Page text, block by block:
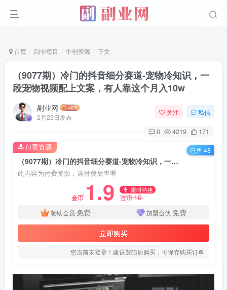
首页 副业项目 中创资源 正文
（9077期）冷门的抖音细分赛道-宠物冷知识，一
段宠物视频配上文案，有人靠这个月入10w
副业网
2月23日发布
关注 私信
0 4219 171
（9077期）冷门的抖音细分赛道-宠物冷知识，一段宠物视频配上文案，有人靠这个月入10w
此内容为付费资源，请付费后查看
金币 1.9 限时特惠
金币19
赞助会员 免费 加盟合伙 免费
立即购买
您当前未登录！建议登陆后购买，可保存购买订单
付费资源 已售 48